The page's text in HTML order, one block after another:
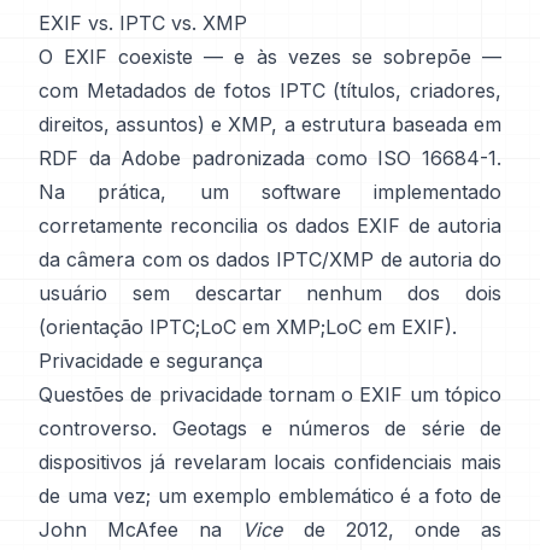
EXIF vs. IPTC vs. XMP
O EXIF coexiste — e às vezes se sobrepõe —
com Metadados de fotos IPTC(títulos, criadores,
direitos, assuntos) eXMP, a estrutura baseada em
RDF da Adobe padronizada como ISO 16684-1.
Na prática, um software implementado
corretamente reconcilia os dados EXIF de autoria
da câmera com os dados IPTC/XMP de autoria do
usuário sem descartar nenhum dos dois
(orientação IPTC;LoC em XMP;LoC em EXIF).
Privacidade e segurança
Questões de privacidade tornam o EXIF um tópico
controverso. Geotags e números de série de
dispositivos já revelaram locais confidenciais mais
de uma vez; um exemplo emblemático é a foto de
John McAfee na
Vicede 2012, onde as